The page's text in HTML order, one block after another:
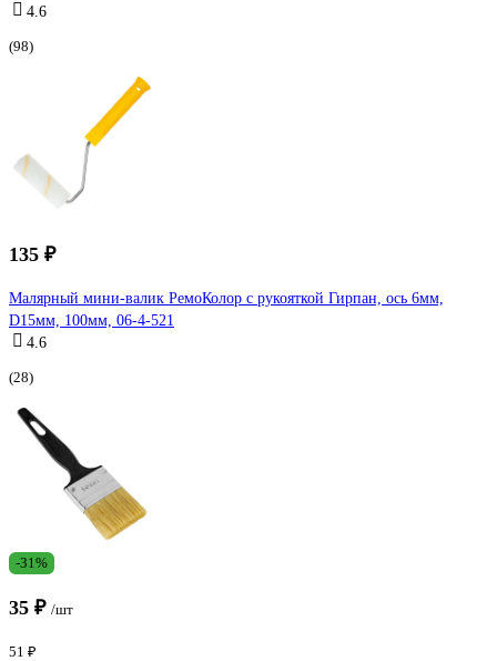
4.6
(98)
135 ₽
Малярный мини-валик РемоКолор с рукояткой Гирпан, ось 6мм,
D15мм, 100мм, 06-4-521
4.6
(28)
-31%
35 ₽ /шт
51 ₽